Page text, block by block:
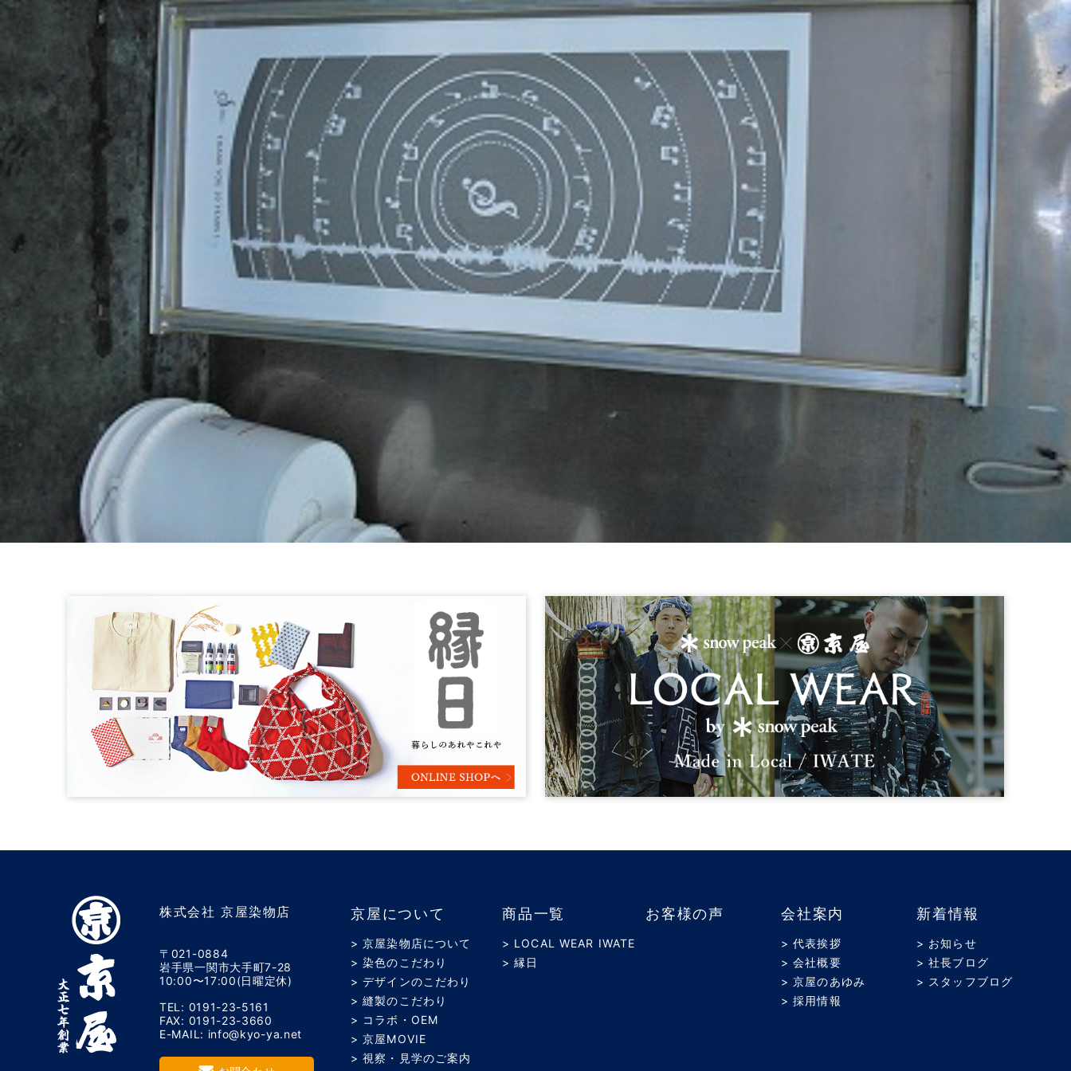
株式会社 京屋染物店
〒021-0884
岩手県一関市大手町7-28
10:00〜17:00(日曜定休)
TEL: 0191-23-5161
FAX: 0191-23-3660
E-MAIL: info@kyo-ya.net
京屋について
> 京屋染物店について
> 染色のこだわり
> デザインのこだわり
> 縫製のこだわり
> コラボ・OEM
> 京屋MOVIE
> 視察・見学のご案内
商品一覧
> LOCAL WEAR IWATE
> 縁日
お客様の声 会社案内
> 代表挨拶
> 会社概要
> 京屋のあゆみ
> 採用情報
新着情報
> お知らせ
> 社長ブログ
> スタッフブログ